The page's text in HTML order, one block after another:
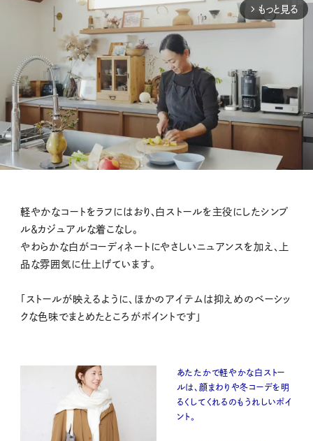
arrow_forward_ios もっと見る
M
e
軽やかなコートをラフにはおり、白ストールを主役にしたシンプ
ル＆カジュアルな着こなし。
やわらかな白がコーディネートにやさしいニュアンスを加え、上
品な雰囲気に仕上げています。
「ストールが映えるように、ほかのアイテムは抑えめのベーシッ
クな色味でまとめたところがポイントです」
あたたかで軽やかな白ストー
ルは、顔まわりや冬コーデを明
るくしてくれるのもうれしいポイ
ント。